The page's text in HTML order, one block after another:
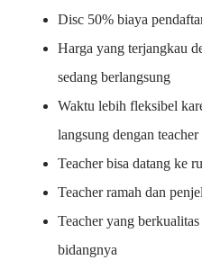
Disc 50% biaya
Harga yang terjangkau
sedang berlangsung
Waktu lebih fleksibel
langsung dengan teacher
Teacher bisa datang ke
Teacher ramah dan
Teacher yang
bidangnya